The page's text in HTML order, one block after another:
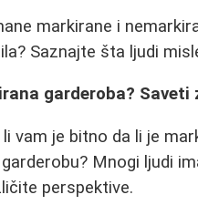
markirane i
Saznajte šta ljudi
garderoba? Saveti
vam je bitno da li je
Mnogi ljudi
perspektive.